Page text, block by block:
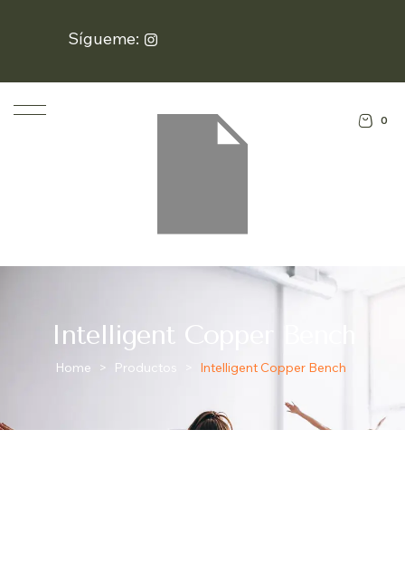
Sígueme:
0
Intelligent Copper Bench
Home > Productos Intelligent Copper Bench